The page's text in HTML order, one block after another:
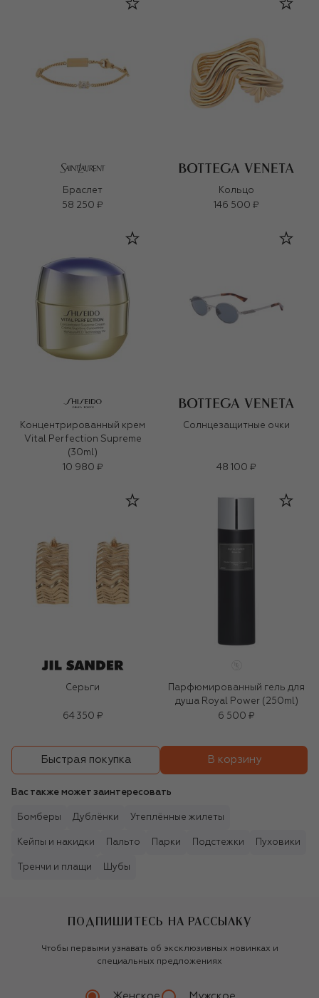
Браслет
58 250 ₽
Кольцо
146 500 ₽
Концентрированный крем
Vital Perfection Supreme
(30ml)
10 980 ₽
Солнцезащитные очки
48 100 ₽
Серьги
64 350 ₽
Парфюмированный гель для
душа Royal Power (250ml)
6 500 ₽
Быстрая покупка В корзину
Вас также может заинтересовать
Бомберы Дублёнки Утеплённые жилеты
Кейпы и накидки Пальто Парки Подстежки Пуховики
Тренчи и плащи Шубы
ПОДПИШИТЕСЬ НА РАССЫЛКУ
Чтобы первыми узнавать об эксклюзивных новинках и
специальных предложениях